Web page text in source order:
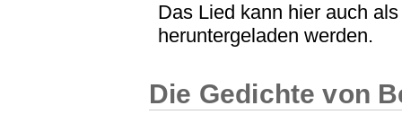
Das Lied kann hier auch
heruntergeladen werden.
Die Gedichte von